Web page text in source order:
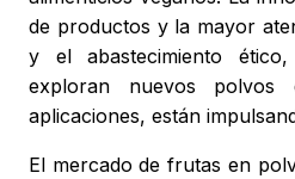
de productos y la mayor
y el abastecimiento
exploran nuevos
aplicaciones, están
El mercado de frutas en